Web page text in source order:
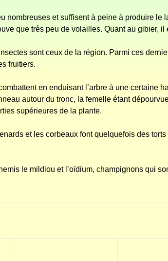
nombreuses et suffisent à peine à produire le
que très peu de volailles. Quant au gibier, il
sont ceux de la région. Parmi ces
fruitiers.
en enduisant l’arbre à une certaine
autour du tronc, la femelle étant
supérieures de la plante.
et les corbeaux font quelquefois des
le mildiou et l’oïdium, champignons qui